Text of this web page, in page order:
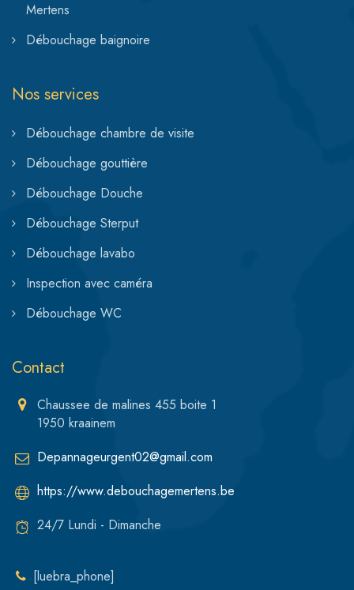
Mertens
Débouchage baignoire
Nos services
Débouchage chambre de visite
Débouchage gouttière
Débouchage Douche
Débouchage Sterput
Débouchage lavabo
Inspection avec caméra
Débouchage WC
Contact
Chaussee de malines 455 boite 1
1950 kraainem
Depannageurgent02@gmail.com
https://www.debouchagemertens.be
24/7 Lundi - Dimanche
[luebra_phone]